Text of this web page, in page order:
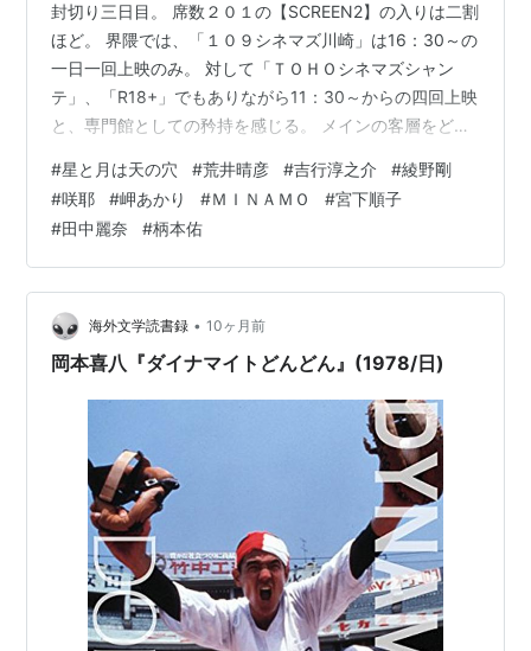
封切り三日目。 席数２０１の【SCREEN2】の入りは二割
ほど。 界隈では、「１０９シネマズ川崎」は16：30～の
一日一回上映のみ。 対して「ＴＯＨＯシネマズシャン
テ」、「R18+」でもありながら11：30～からの四回上映
と、専門館としての矜持を感じる。 メインの客層をどの
た編成と見る。 舞台は１９６９年の東京。『吉行淳之
介』の同名私小説が原作。 もっとも小説の発表は１９６
６年なので、年次を意図的に移しているよう。 では、１
９６９年はどんな年だったか。 監督・脚本の『荒井晴
彦』が初期に主戦場とした「日活ロマンポルノ」は１９
７１年～なので、少しず…
#星と月は天の穴 #荒井晴彦 #吉行淳之介 #綾野剛
#咲耶 #岬あかり #ＭＩＮＡＭＯ #宮下順子
#田中麗奈 #柄本佑
海外文学読書録 • 10ヶ月前
岡本喜八『ダイナマイトどんどん』(1978/日)